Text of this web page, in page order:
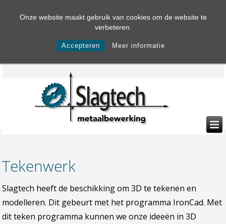
Onze website maakt gebruik van cookies om de website te
verbeteren.
Accepteren Meer informatie
Tekenwerk
Slagtech heeft de beschikking om 3D te tekenen en
modelleren. Dit gebeurt met het programma IronCad. Met
dit teken programma kunnen we onze ideeën in 3D